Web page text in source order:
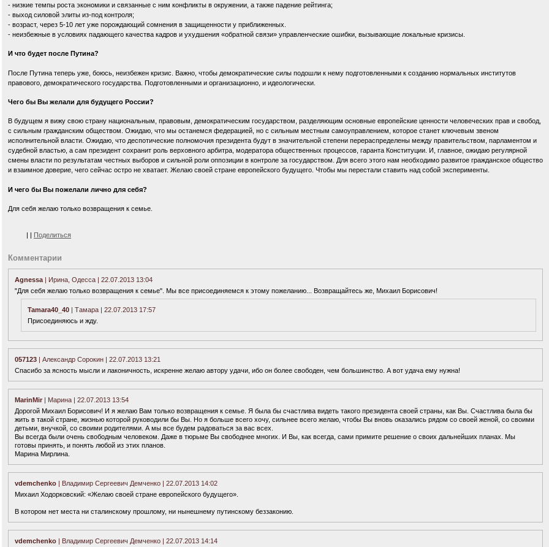
- низкие темпы роста экономики и связанные с ним конфликты в окружении, а также падение рейтинга;
- выход силовой элиты из-под контроля;
- возраст, через 5-10 лет уже порождающий сомнения в защищенности у приближенных.
- неизбежные в условиях падающего качества кадров и ухудшения «обратной связи» управленческие ошибки, вызывающие локальные кризисы.
И что будет после Путина?
После Путина теперь уже, боюсь, неизбежен кризис. Важно, чтобы демократические силы подошли к нему подготовленными к созданию нормальных институтов
правового, демократического государства. Подготовленными и организационно, и идеологически.
Чего бы Вы желали для будущего России?
В будущем я вижу свою страну национальным, правовым, демократическим государством, разделяющим основные европейские ценности человеческих прав и свобод,
с сильным гражданским обществом. Ожидаю, что мы останемся федерацией, но с сильным местным самоуправлением, которое станет ключевым звеном
исполнительной власти. Ожидаю, что деспотические полномочия президента будут в значительной степени перераспределены между правительством, парламентом и
судебной властью, а сам президент сохранит роль верховного арбитра, модератора общественных процессов, гаранта Конституции. И, главное, ожидаю регулярной
смены власти по результатам честных выборов и сильной роли оппозиции в контроле за государством. Для всего этого нам необходимо развитое гражданское общество
и взаимное доверие, чего сейчас остро не хватает. Желаю своей стране европейского будущего. Чтобы мы перестали ставить над собой эксперименты.
И чего бы Вы пожелали лично для себя?
Для себя желаю только возвращения к семье.
| | Поделиться
Комментарии
Agnessa | Ирина, Одесса | 22.07.2013 13:04
"Для себя желаю только возвращения к семье". Мы все присоединяемся к этому пожеланию... Возвращайтесь же, Михаил Борисович!
Tamara40_40 | Тамара | 22.07.2013 17:57
Присоединяюсь и жду.
057123 | Александр Сорокин | 22.07.2013 13:21
Спасибо за ясность мысли и лаконичность, искренне желаю автору удачи, ибо он более свободен, чем большинство. А вот удача ему нужна!
MarinMir | Марина | 22.07.2013 13:54
Дорогой Михаил Борисович! И я желаю Вам только возвращения к семье. Я была бы счастлива видеть такого президента своей страны, как Вы. Счастлива была бы
жить в такой стране, жизнью которой руководили бы Вы. Но я больше всего хочу, сильнее всего желаю, чтобы Вы вновь оказались рядом со своей женой, со своими
детьми, внучкой, со своими родителями. А мы все будем радоваться за вас всех.
Вы всегда были очень свободным человеком. Даже в тюрьме Вы свободнее многих. И Вы, как всегда, сами примите решение о своих дальнейших планах. Мы
готовы принять, и понять любой из этих планов.
Марина Мирлина.
vdemchenko | Владимир Сергеевич Демченко | 22.07.2013 14:02
Михаил Ходорковский: «Желаю своей стране европейского будущего».
В котором нет места ни сталинскому прошлому, ни нынешнему путинскому беззаконию.
vdemchenko | Владимир Сергеевич Демченко | 22.07.2013 14:14